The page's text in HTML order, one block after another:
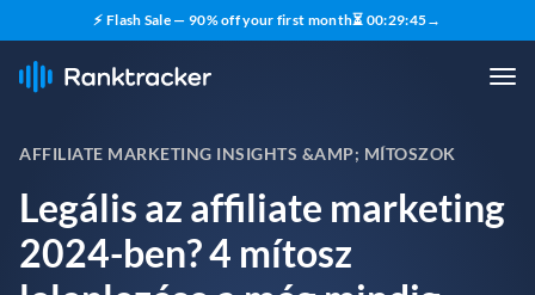
⚡ Flash Sale — 90% off your first month⏳ 00:29:43→
AFFILIATE MARKETING INSIGHTS &AMP; MÍTOSZOK
Legális az affiliate marketing
2024-ben? 4 mítosz